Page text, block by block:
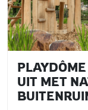
UIT MET